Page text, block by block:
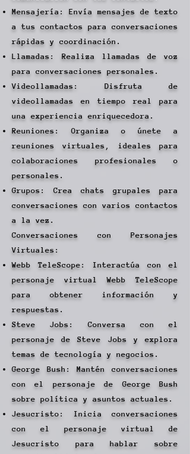
Mensajería: Envía mensajes de texto
a tus contactos para conversaciones
rápidas y coordinación.
Llamadas: Realiza llamadas de voz
para conversaciones personales.
Videollamadas: Disfruta de
videollamadas en tiempo real para
una experiencia enriquecedora.
Reuniones: Organiza o únete a
reuniones virtuales, ideales para
colaboraciones profesionales o
personales.
Grupos: Crea chats grupales para
conversaciones con varios contactos
a la vez.
Conversaciones con Personajes
Virtuales:
Webb TeleScope: Interactúa con el
personaje virtual Webb TeleScope
para obtener información y
respuestas.
Steve Jobs: Conversa con el
personaje de Steve Jobs y explora
temas de tecnología y negocios.
George Bush: Mantén conversaciones
con el personaje de George Bush
sobre política y asuntos actuales.
Jesucristo: Inicia conversaciones
con el personaje virtual de
Jesucristo para hablar sobre